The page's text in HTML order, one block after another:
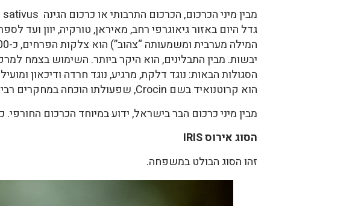
גדל היום באזור גיאוגרפי רחב, מאיראן, טורקיה, יוון ועד
יבשות. מבין התבלינים, הוא היקר ביותר. השימוש בצמח
הסגולות הבאות: נוגד דלקת, מרגיע, נוגד חרדה ודיכאון
הוא קרוטנואיד בשם Crocin, שפעולתו הוכחה במחקרים רבים.
מבין מיני כרכום הבר בישראל, ידוע במיוחד הכרכום החורפי.
הסוג אירוסIRIS
זהו הסוג הבולט במשפחה.